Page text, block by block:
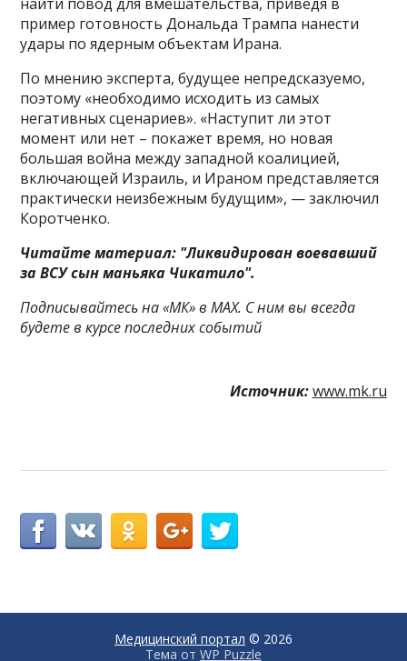
пример готовность Дональда Трампа нанести
удары по ядерным объектам Ирана.
По мнению эксперта, будущее непредсказуемо,
поэтому «необходимо исходить из самых
негативных сценариев». «Наступит ли этот
момент или нет – покажет время, но новая
большая война между западной коалицией,
включающей Израиль, и Ираном представляется
практически неизбежным будущим», — заключил
Коротченко.
Читайте материал: "Ликвидирован воевавший
за ВСУ сын маньяка Чикатило".
Подписывайтесь на «МК» в MAX. С ним вы всегда
будете в курсе последних событий
Источник: www.mk.ru
Медицинский портал © 2026
Тема от WP Puzzle